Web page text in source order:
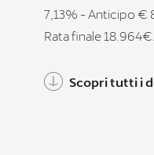
7,13% - Anticipo €
Rata finale
Scopri tutti i